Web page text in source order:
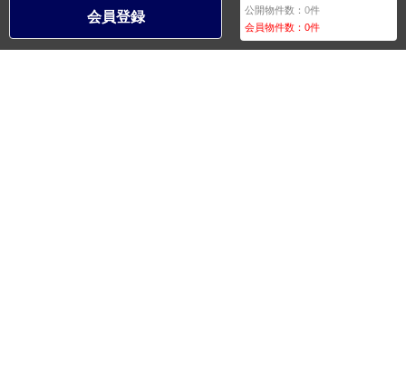
会員登録 公開物件数：0件
会員物件数：0件